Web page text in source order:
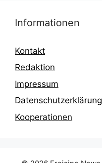
Informationen
Kontakt
Redaktion
Impressum
Datenschutzerklärung
Kooperationen